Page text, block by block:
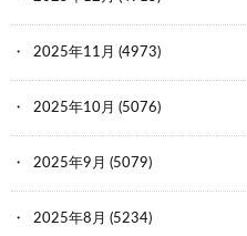
2025年11月 (4973)
2025年10月 (5076)
2025年9月 (5079)
2025年8月 (5234)